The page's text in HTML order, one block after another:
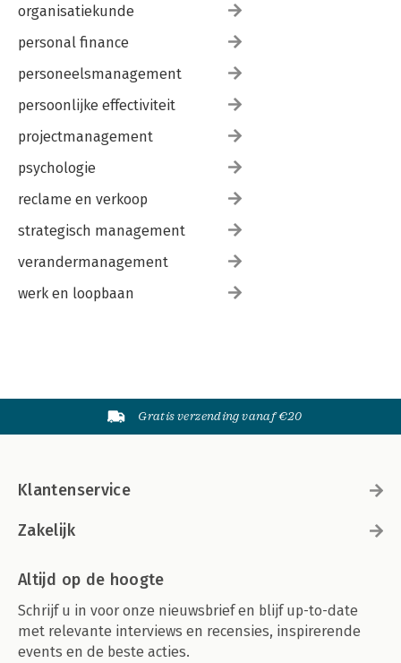
organisatiekunde
personal finance
personeelsmanagement
persoonlijke effectiviteit
projectmanagement
psychologie
reclame en verkoop
strategisch management
verandermanagement
werk en loopbaan
Gratis verzending vanaf €20
Klantenservice
Zakelijk
Altijd op de hoogte
Schrijf u in voor onze nieuwsbrief en blijf up-to-date
met relevante interviews en recensies, inspirerende
events en de beste acties.